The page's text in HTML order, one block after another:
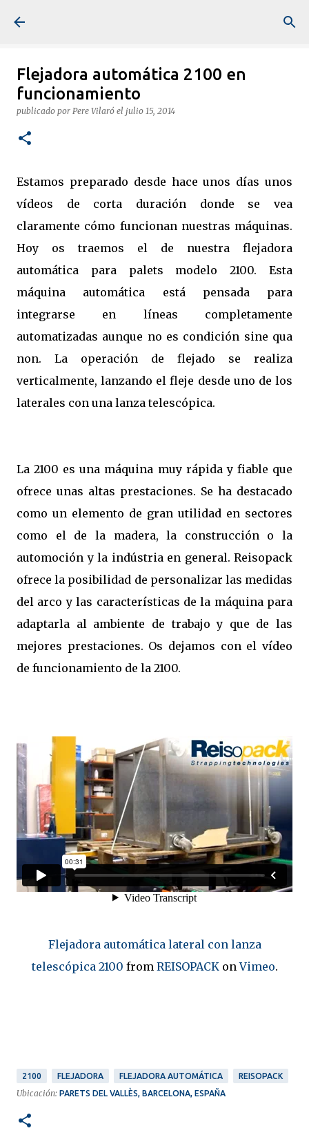
Flejadora automática 2100 en
funcionamiento
publicado por Pere Vilaró el julio 15, 2014
Estamos preparado desde hace unos días unos
vídeos de corta duración donde se vea
claramente cómo funcionan nuestras máquinas.
Hoy os traemos el de nuestra flejadora
automática para palets modelo 2100. Esta
máquina automática está pensada para
integrarse en líneas completamente
automatizadas aunque no es condición sine qua
non. La operación de flejado se realiza
verticalmente, lanzando el fleje desde uno de los
laterales con una lanza telescópica.
La 2100 es una máquina muy rápida y fiable que
ofrece unas altas prestaciones. Se ha destacado
como un elemento de gran utilidad en sectores
como el de la madera, la construcción o la
automoción y la indústria en general. Reisopack
ofrece la posibilidad de personalizar las medidas
del arco y las características de la máquina para
adaptarla al ambiente de trabajo y que de las
mejores prestaciones. Os dejamos con el vídeo
de funcionamiento de la 2100.
Flejadora automática lateral con lanza
telescópica 2100 from REISOPACKonVimeo.
2100 FLEJADORA FLEJADORA AUTOMÁTICA REISOPACK
Ubicación: PARETS DEL VALLÈS, BARCELONA, ESPAÑA